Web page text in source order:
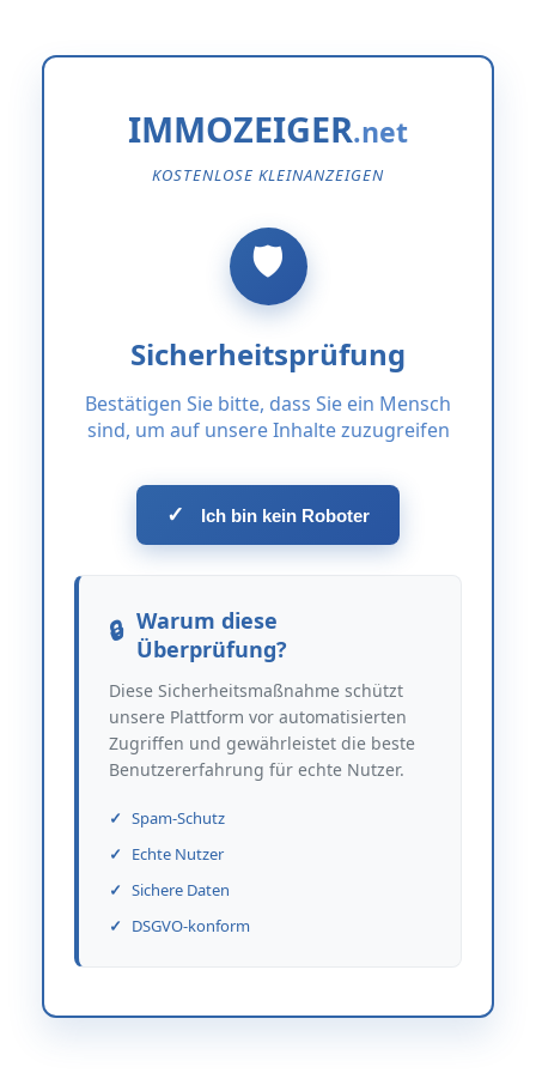
IMMOZEIGER
KOSTENLOSE KLEINANZEIGEN
Sicherheitsprüfung
Bestätigen Sie bitte, dass Sie ein Mensch
sind, um auf unsere Inhalte zuzugreifen
✓ Ich bin kein Roboter
Warum diese
Überprüfung?
Diese Sicherheitsmaßnahme schützt
unsere Plattform vor automatisierten
Zugriffen und gewährleistet die beste
Benutzererfahrung für echte Nutzer.
Spam-Schutz
Echte Nutzer
Sichere Daten
DSGVO-konform